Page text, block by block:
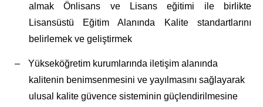
almak Önlisans ve Lisans eğitimi ile birlikte
Lisansüstü Eğitim Alanında Kalite standartlarını
belirlemek ve geliştirmek
–
Yükseköğretim kurumlarında iletişim alanında
kalitenin benimsenmesini ve yayılmasını sağlayarak
ulusal kalite güvence sisteminin güçlendirilmesine